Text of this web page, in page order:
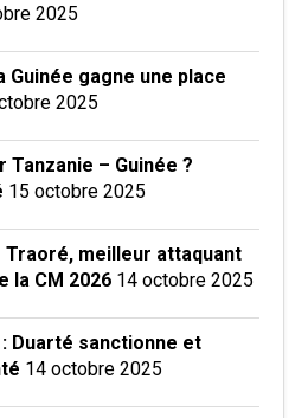
2025
Guinée gagne une place
2025
Tanzanie – Guinée ?
15 octobre 2025
Traoré, meilleur attaquant
la CM 2026 14 octobre 2025
Duarté sanctionne et
14 octobre 2025